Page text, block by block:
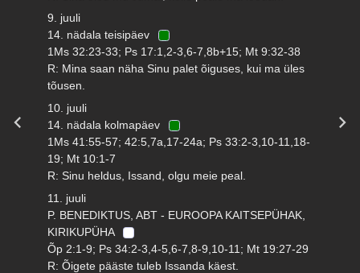
9. juuli
14. nädala teisipäev
1Ms 32:23-33; Ps 17:1,2-3,6-7,8b+15; Mt 9:32-38
R: Mina saan näha Sinu palet õiguses, kui ma üles
tõusen.
10. juuli
14. nädala kolmapäev
1Ms 41:55-57; 42:5,7a,17-24a; Ps 33:2-3,10-11,18-
19; Mt 10:1-7
R: Sinu heldus, Issand, olgu meie peal.
11. juuli
P. BENEDIKTUS, ABT - EUROOPA KAITSEPÜHAK,
KIRIKUPÜHA
Õp 2:1-9; Ps 34:2-3,4-5,6-7,8-9,10-11; Mt 19:27-29
R: Õigete pääste tuleb Issanda käest.